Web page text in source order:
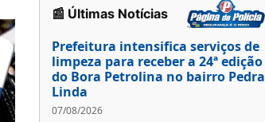
📰 Últimas Notícias
Prefeitura intensifica serviços de
limpeza para receber a 24ª edição
do Bora Petrolina no bairro Pedra
Linda
07/08/2026